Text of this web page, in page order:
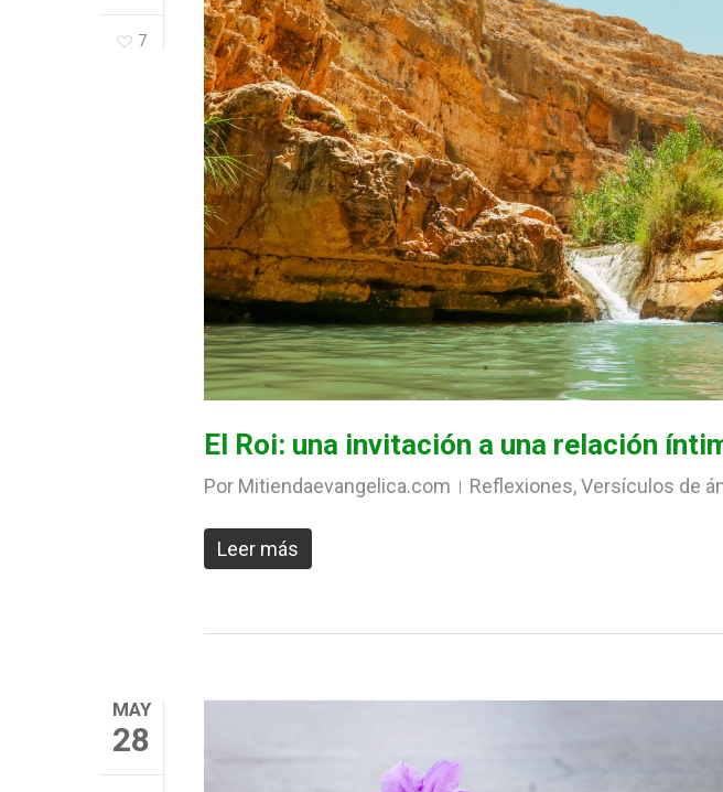
7
El Roi: una invitación a una relación
Por Mitiendaevangelica.com Reflexiones,Versículos de
Leer más
MAY
28